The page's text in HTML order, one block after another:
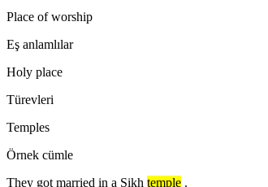
Place of worship
Eş anlamlılar
Holy place
Türevleri
Temples
Örnek cümle
They got married in a Sikh temple .